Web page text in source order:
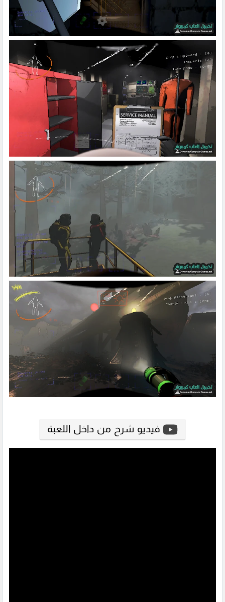
فيديو شرح من داخل اللعبة